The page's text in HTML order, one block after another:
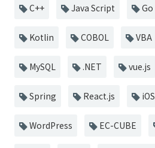
C++ Java Script Go
Kotlin COBOL VBA
MySQL .NET vue.js
Spring React.js iOS
WordPress EC-CUBE